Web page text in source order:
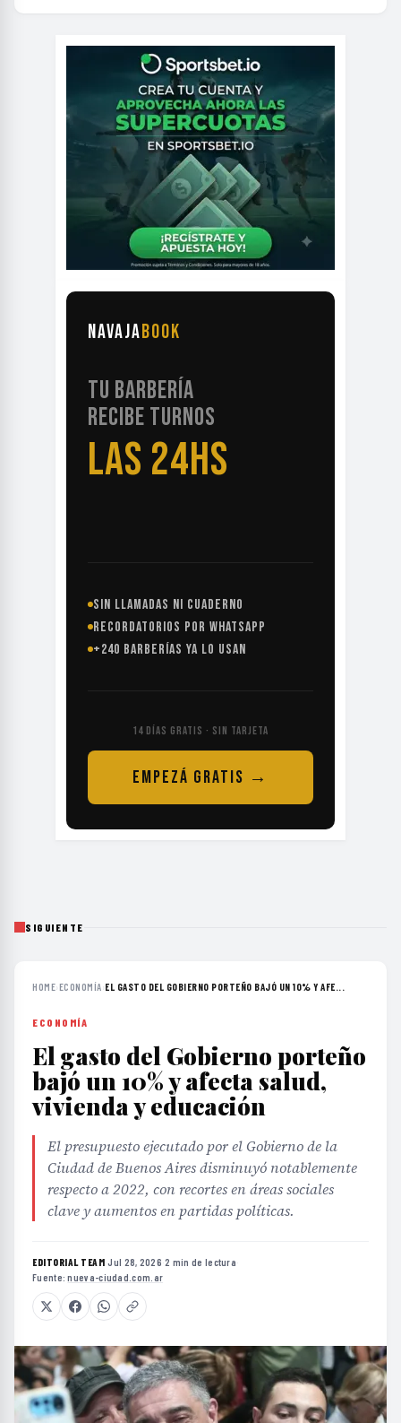
NAVAJABOOK
TU BARBERÍA
RECIBE TURNOS
LAS 24HS
SIN LLAMADAS NI CUADERNO
RECORDATORIOS POR WHATSAPP
+240 BARBERÍAS YA LO USAN
14 DÍAS GRATIS · SIN TARJETA
EMPEZÁ GRATIS →
SIGUIENTE
HOME›ECONOMÍA›EL GASTO DEL GOBIERNO PORTEÑO BAJÓ UN 10% Y AFE...
ECONOMÍA
El gasto del Gobierno porteño
bajó un 10% y afecta salud,
vivienda y educación
El presupuesto ejecutado por el Gobierno de la
Ciudad de Buenos Aires disminuyó notablemente
respecto a 2022, con recortes en áreas sociales
clave y aumentos en partidas políticas.
EDITORIAL TEAM·Jul 28, 2026·2 min de lectura·
Fuente:nueva-ciudad.com.ar